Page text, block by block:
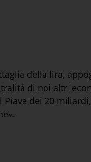
della lira,
di noi altri
dei 20